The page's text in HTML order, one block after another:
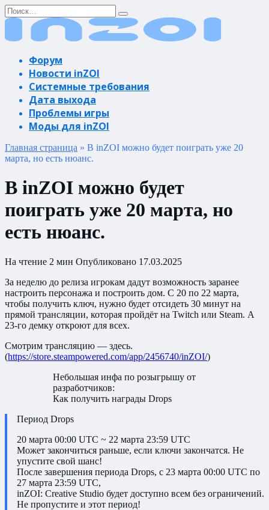
Перейти
к
содержанию
Search
for:
Форум
Новости inZOI
Системные требования
Дата выхода
Проблемы игры
Моды для inZOI
Главная страница » В inZOI можно будет поиграть уже 20
марта, но есть нюанс.
В inZOI можно будет
поиграть уже 20 марта, но
есть нюанс.
На чтение 2 мин Опубликовано 17.03.2025
За неделю до релиза игрокам дадут возможность заранее
настроить персонажа и построить дом. С 20 по 22 марта,
чтобы получить ключ, нужно будет отсидеть 30 минут на
прямой трансляции, которая пройдёт на Twitch или Steam. А
23-го демку откроют для всех.
Смотрим трансляцию — здесь.
(https://store.steampowered.com/app/2456740/inZOI/)
Небольшая инфа по розыгрышу от
разработчиков:
Как получить награды Drops
Период Drops
20 марта 00:00 UTC ~ 22 марта 23:59 UTC
Может закончиться раньше, если ключи закончатся. Не
упустите свой шанс!
После завершения периода Drops, с 23 марта 00:00 UTC по
27 марта 23:59 UTC,
inZOI: Creative Studio будет доступно всем без ограничений.
Не пропустите и этот период!